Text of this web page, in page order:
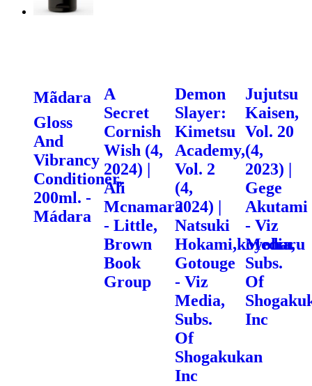
Mãdara
Gloss
And
Vibrancy
Conditioner,
200ml. -
Mádara
A
Secret
Cornish
Wish (4,
2024) |
Ali
Mcnamara
- Little,
Brown
Book
Group
Demon
Slayer:
Kimetsu
Academy,
Vol. 2
(4,
2024) |
Natsuki
Hokami,koyoharu
Gotouge
- Viz
Media,
Subs.
Of
Shogakukan
Inc
Jujutsu
Kaisen,
Vol. 20
(4,
2023) |
Gege
Akutami
- Viz
Media,
Subs.
Of
Inc